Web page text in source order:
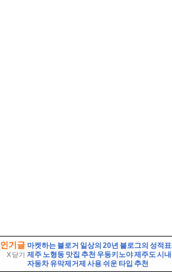
인기글
X 닫기
마켓하는 블로거 일상의 20년 블로그의 성적표
자동차 유막제거제 사용 쉬운 타입 추천